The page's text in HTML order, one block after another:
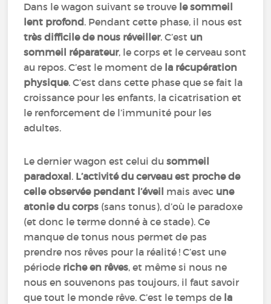
Dans le wagon suivant se trouve le sommeil
lent profond. Pendant cette phase, il nous est
très difficile de nous réveiller. C’est un
sommeil réparateur, le corps et le cerveau sont
au repos. C’est le moment de la récupération
physique. C’est dans cette phase que se fait la
croissance pour les enfants, la cicatrisation et
le renforcement de l’immunité pour les
adultes.
Le dernier wagon est celui dusommeil
paradoxal. L’activité du cerveau est proche de
celle observée pendant l’éveil mais avec une
atonie du corps (sans tonus), d’où le paradoxe
(et donc le terme donné à ce stade). Ce
manque de tonus nous permet de pas
prendre nos rêves pour la réalité ! C’est une
période riche en rêves, et même si nous ne
nous en souvenons pas toujours, il faut savoir
que tout le monde rêve. C’est le temps de la